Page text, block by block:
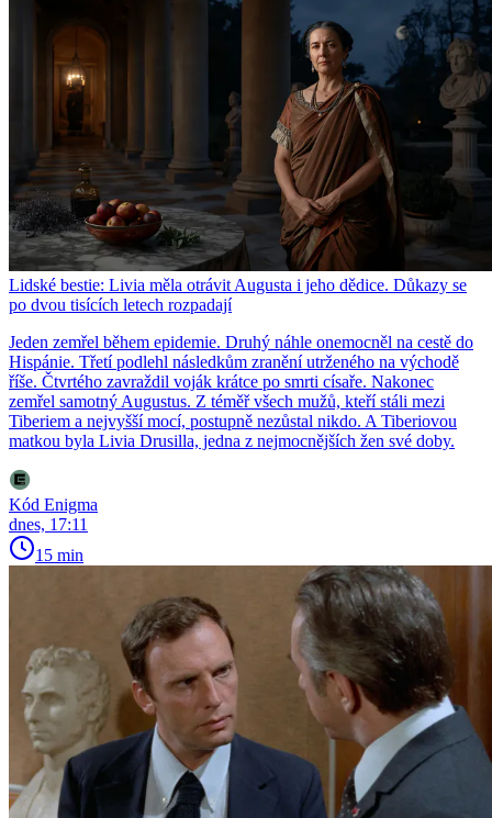
Lidské bestie: Livia měla otrávit Augusta i jeho dědice. Důkazy se
po dvou tisících letech rozpadají
Jeden zemřel během epidemie. Druhý náhle onemocněl na cestě do
Hispánie. Třetí podlehl následkům zranění utrženého na východě
říše. Čtvrtého zavraždil voják krátce po smrti císaře. Nakonec
zemřel samotný Augustus. Z téměř všech mužů, kteří stáli mezi
Tiberiem a nejvyšší mocí, postupně nezůstal nikdo. A Tiberiovou
matkou byla Livia Drusilla, jedna z nejmocnějších žen své doby.
Kód Enigma
dnes, 17:11
15 min